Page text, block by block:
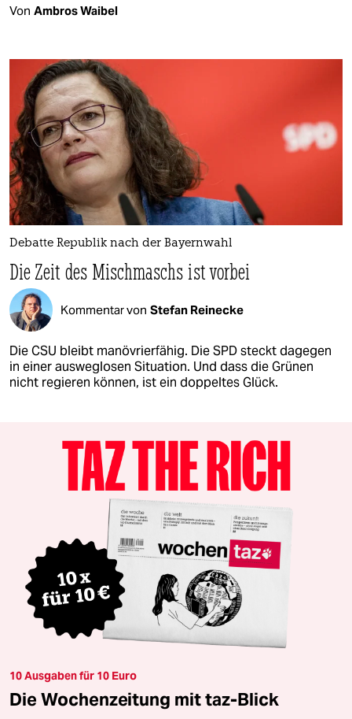
Von Ambros Waibel
Debatte Republik nach der Bayernwahl
Die Zeit des Mischmaschs ist vorbei
Kommentar von Stefan Reinecke
Die CSU bleibt manövrierfähig. Die SPD steckt dagegen
in einer ausweglosen Situation. Und dass die Grünen
nicht regieren können, ist ein doppeltes Glück.
10 Ausgaben für 10 Euro
Die Wochenzeitung mit taz-Blick